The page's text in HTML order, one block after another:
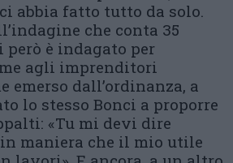
abbia fatto tutto da solo.
che conta 35
è indagato per
agli imprenditori
emerso dall’ordinanza, a
lo stesso Bonci a proporre
«Tu mi devi dire
maniera che il mio utile